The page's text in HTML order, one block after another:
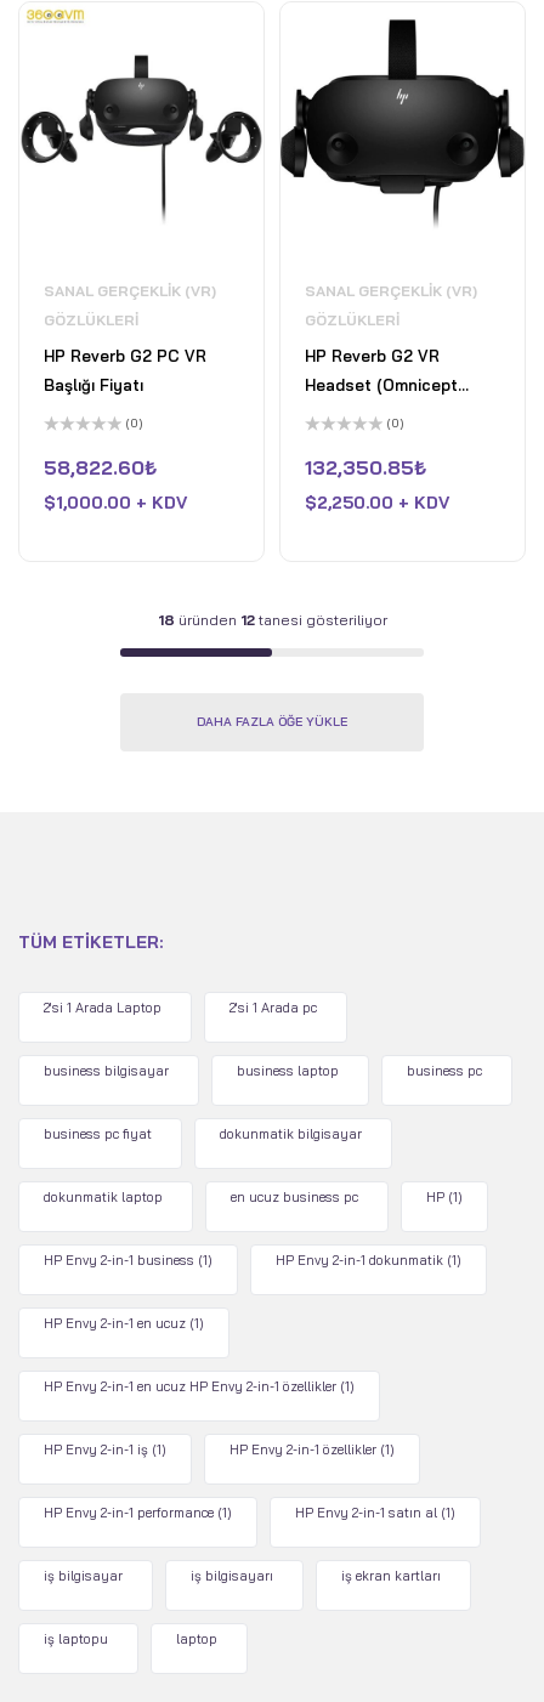
SANAL GERÇEKLIK (VR)
GÖZLÜKLERI
HP Reverb G2 PC VR
Başlığı Fiyatı
üzerinden
0
aldı
(0)
58,822.60₺
$1,000.00 + KDV
SANAL GERÇEKLIK (VR)
GÖZLÜKLERI
HP Reverb G2 VR
Headset (Omnicept
Edition)
üzerinden
0
aldı
(0)
132,350.85₺
$2,250.00 + KDV
18 üründen 12tanesi gösteriliyor
DAHA FAZLA ÖĞE YÜKLE
TÜM ETIKETLER:
2'si 1 Arada Laptop 2'si 1 Arada pc
business bilgisayar business laptop business pc
business pc fiyat dokunmatik bilgisayar
dokunmatik laptop en ucuz business pc HP (1)
HP Envy 2-in-1 business (1) HP Envy 2-in-1 dokunmatik (1)
HP Envy 2-in-1 en ucuz (1)
HP Envy 2-in-1 en ucuz HP Envy 2-in-1 özellikler (1)
HP Envy 2-in-1 iş (1) HP Envy 2-in-1 özellikler (1)
HP Envy 2-in-1 performance (1) HP Envy 2-in-1 satın al (1)
iş bilgisayar iş bilgisayarı iş ekran kartları
iş laptopu laptop